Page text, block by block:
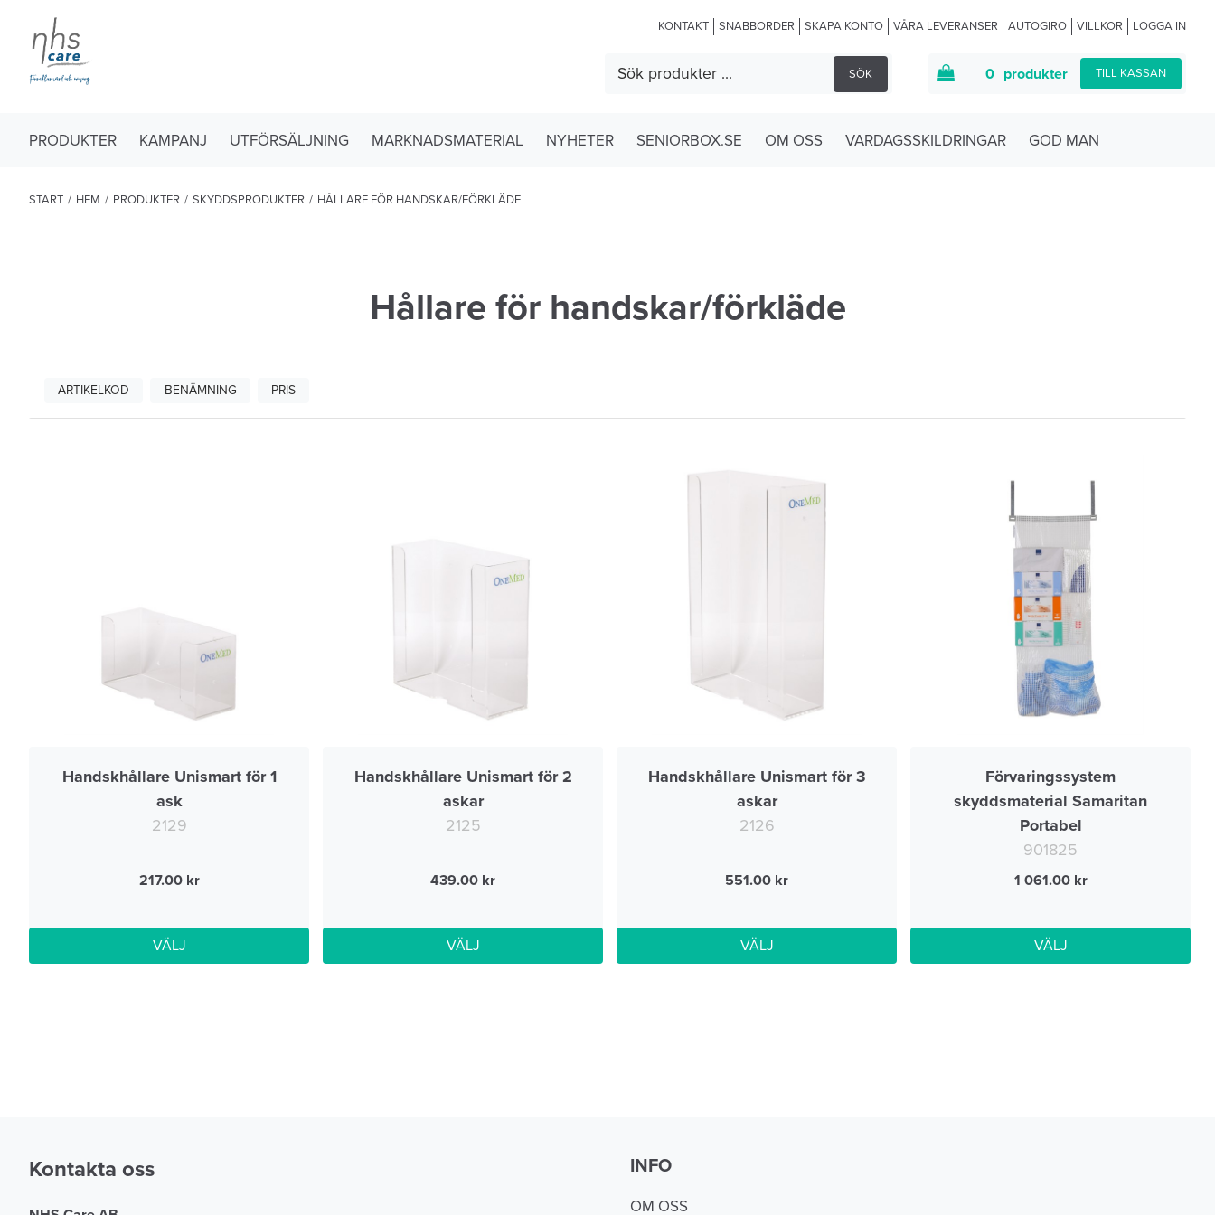
KONTAKT SNABBORDER SKAPA KONTO VÅRA LEVERANSER AUTOGIRO VILLKOR LOGGA IN
SÖK 0 produkter TILL KASSAN
PRODUKTER KAMPANJ UTFÖRSÄLJNING MARKNADSMATERIAL NYHETER SENIORBOX.SE OM OSS VARDAGSSKILDRINGAR GOD MAN
START / HEM / PRODUKTER / SKYDDSPRODUKTER / HÅLLARE FÖR HANDSKAR/FÖRKLÄDE
Hållare för handskar/förkläde
ARTIKELKOD BENÄMNING PRIS
Handskhållare Unismart för 1
ask
2129
217.00
VÄLJ
Handskhållare Unismart för 2
askar
2125
439.00
VÄLJ
Handskhållare Unismart för 3
askar
2126
551.00
VÄLJ
Förvaringssystem
skyddsmaterial Samaritan
Portabel
901825
1 061.00
VÄLJ
Kontakta oss INFO
OM OSS